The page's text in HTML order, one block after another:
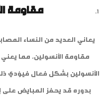
مقاومة
يعاني العديد من النساء
مقاومة الأنسولين، مما
الأنسولين بشكل فعال فيؤدي
بدوره قد يحفز المبايض على